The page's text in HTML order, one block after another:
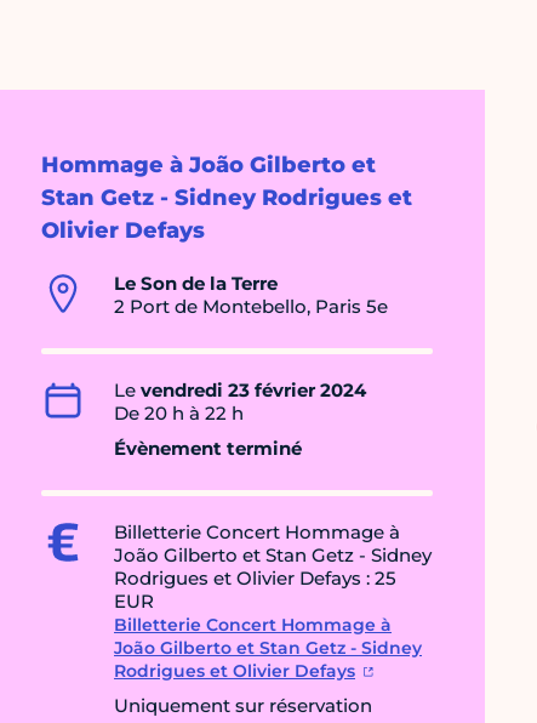
Hommage à João Gilberto et
Stan Getz - Sidney Rodrigues et
Olivier Defays
Le Son de la Terre
2 Port de Montebello, Paris 5e
Le vendredi 23 février 2024
De 20 h à 22 h
Évènement terminé
Billetterie Concert Hommage à
João Gilberto et Stan Getz - Sidney
Rodrigues et Olivier Defays : 25
EUR
Billetterie Concert Hommage à
João Gilberto et Stan Getz - Sidney
Rodrigues et Olivier Defays
Uniquement sur réservation